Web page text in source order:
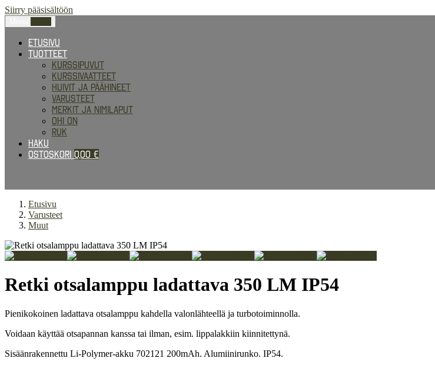
Siirry pääsisältöön
Etusivu
Tuotteet
Kurssipuvut
Kurssivaatteet
Huivit ja päähineet
Varusteet
Merkit ja nimilaput
Ohi on
RUK
Haku
Ostoskori 0,00 €
Etusivu
Varusteet
Muut
Retki otsalamppu ladattava 350 LM IP54
Pienikokoinen ladattava otsalamppu kahdella valonlähteellä ja turbotoiminnolla.
Voidaan käyttää otsapannan kanssa tai ilman, esim. lippalakkiin kiinnitettynä.
Sisäänrakennettu Li-Polymer-akku 702121 200mAh. Alumiinirunko. IP54.